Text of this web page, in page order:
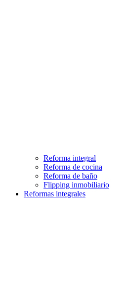
Reforma integral
Reforma de cocina
Reforma de baño
Flipping inmobiliario
Reformas integrales